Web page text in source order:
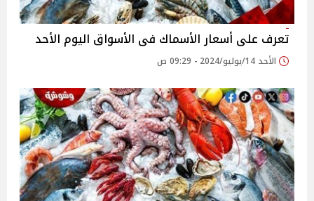
تعرف على أسعار الأسماك فى الأسواق اليوم الأحد
الأحد 14/يوليو/2024 - 09:29 ص